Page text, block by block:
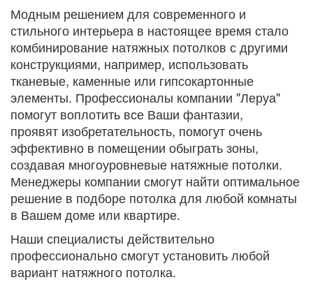
Модным решением для современного и
стильного интерьера в настоящее время стало
комбинирование натяжных потолков с другими
конструкциями, например, использовать
тканевые, каменные или гипсокартонные
элементы. Профессионалы компании "Леруа"
помогут воплотить все Ваши фантазии,
проявят изобретательность, помогут очень
эффективно в помещении обыграть зоны,
создавая многоуровневые натяжные потолки.
Менеджеры компании смогут найти оптимальное
решение в подборе потолка для любой комнаты
в Вашем доме или квартире.
Наши специалисты действительно
профессионально смогут установить любой
вариант натяжного потолка.